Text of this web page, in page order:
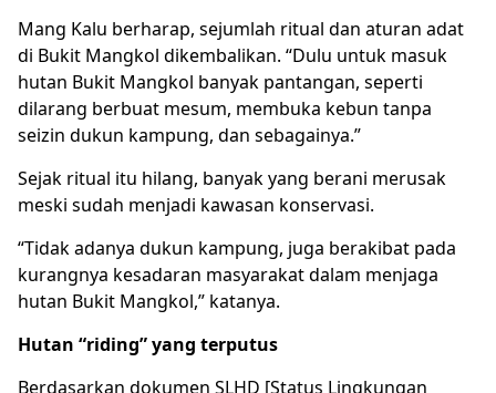
Mang Kalu berharap, sejumlah ritual dan aturan adat
di Bukit Mangkol dikembalikan. “Dulu untuk masuk
hutan Bukit Mangkol banyak pantangan, seperti
dilarang berbuat mesum, membuka kebun tanpa
seizin dukun kampung, dan sebagainya.”
Sejak ritual itu hilang, banyak yang berani merusak
meski sudah menjadi kawasan konservasi.
“Tidak adanya dukun kampung, juga berakibat pada
kurangnya kesadaran masyarakat dalam menjaga
hutan Bukit Mangkol,” katanya.
Hutan “riding” yang terputus
Berdasarkan dokumen SLHD [Status Lingkungan